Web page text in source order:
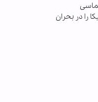
را در بحران